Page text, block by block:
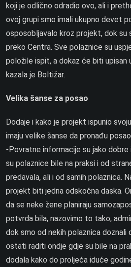
koji je odlično odradio ovo, ali i
ovoj grupi smo imali ukupno devet
osposobljavalo kroz projekt, dok su
preko Centra. Sve polaznice su
položile ispit, a dokaz će biti upisan
kazala je Boltižar.
Velika šanse za posao
Dodaje i kako je projekt ispunio
imaju velike šanse da pronađu
-Povratne informacije su jako
su polaznice bile na praksi i od
predavala, ali i od samih polaznica.
projekt biti jedna odskočna daska.
da se neke žene planiraju
potvrda bila, nazovimo to tako,
dok smo od nekih polaznica doznali
ostati raditi ondje gdje su bile na
dodala kako do proljeća iduće